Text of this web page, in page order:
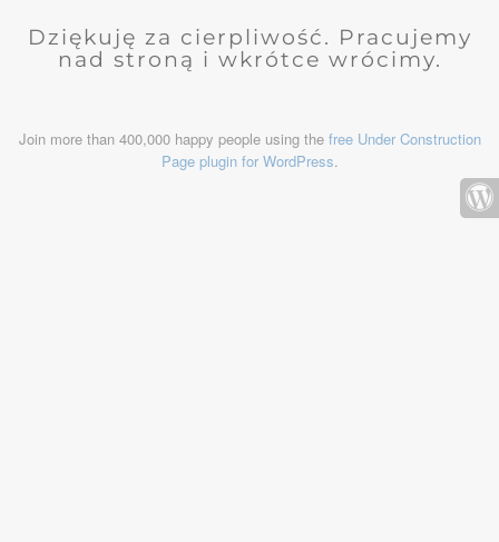
Dziękuję za cierpliwość. Pracujemy
nad stroną i wkrótce wrócimy.
Join more than 400,000 happy people using the free Under Construction
Page plugin for WordPress.